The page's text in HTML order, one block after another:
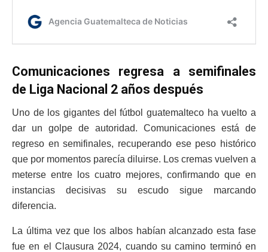
Comunicaciones regresa a semifinales
de Liga Nacional 2 años después
Uno de los gigantes del fútbol guatemalteco ha vuelto a
dar un golpe de autoridad. Comunicaciones está de
regreso en semifinales, recuperando ese peso histórico
que por momentos parecía diluirse. Los cremas vuelven a
meterse entre los cuatro mejores, confirmando que en
instancias decisivas su escudo sigue marcando
diferencia.
La última vez que los albos habían alcanzado esta fase
fue en el Clausura 2024, cuando su camino terminó en